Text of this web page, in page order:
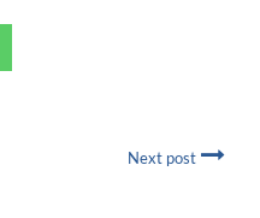
Next post